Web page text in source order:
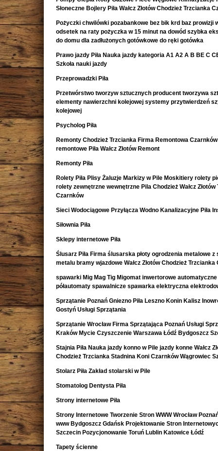
Słoneczne Bojlery Piła Wałcz Złotów Chodzież Trzcianka
Pożyczki chwilówki pozabankowe bez bik krd baz prowizji
odsetek na raty pożyczka w 15 minut na dowód szybka
do domu dla zadłużonych gotówkowe do ręki gotówka
Prawo jazdy Piła Nauka jazdy kategoria A1 A2 A B BE C
Szkoła nauki jazdy
Przeprowadzki Piła
Przetwórstwo tworzyw sztucznych producent tworzywa
elementy nawierzchni kolejowej systemy przytwierdzeń
kolejowej
Psycholog Piła
Remonty Chodzież Trzcianka Firma Remontowa Czarnków
remontowe Piła Wałcz Złotów Remont
Remonty Piła
Rolety Piła Plisy Żaluzje Markizy w Pile Moskitiery rolety
rolety zewnętrzne wewnętrzne Pila Chodzież Wałcz Złotów
Czarnków
Sieci Wodociągowe Przyłącza Wodno Kanalizacyjne Piła
Siłownia Piła
Sklepy internetowe Piła
Ślusarz Piła Firma ślusarska płoty ogrodzenia metalowe z
metalu bramy wjazdowe Wałcz Złotów Chodzież Trzcianka
spawarki Mig Mag Tig Migomat inwertorowe automatyczne
półautomaty spawalnicze spawarka elektryczna
Sprzątanie Poznań Gniezno Piła Leszno Konin Kalisz
Gostyń Usługi Sprzątania
Sprzątanie Wrocław Firma Sprzątająca Poznań Usługi
Kraków Mycie Czyszczenie Warszawa Łódź Bydgoszcz
Stajnia Piła Nauka jazdy konno w Pile jazdy konne Wałcz
Chodzież Trzcianka Stadnina Koni Czarnków Wągrowiec
Stolarz Piła Zakład stolarski w Pile
Stomatolog Dentysta Piła
Strony internetowe Piła
Strony Internetowe Tworzenie Stron WWW Wrocław
www Bydgoszcz Gdańsk Projektowanie Stron
Szczecin Pozycjonowanie Toruń Lublin Katowice Łódź
Tapety ścienne